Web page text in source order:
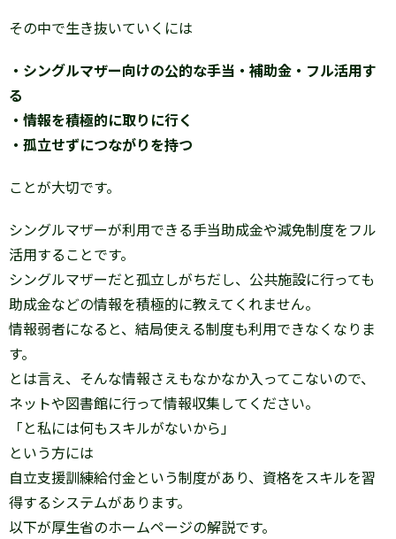
その中で生き抜いていくには
・シングルマザー向けの公的な手当・補助金・フル活用す
る
・情報を積極的に取りに行く
・孤立せずにつながりを持つ
ことが大切です。
シングルマザーが利用できる手当助成金や減免制度をフル
活用することです。
シングルマザーだと孤立しがちだし、公共施設に行っても
助成金などの情報を積極的に教えてくれません。
情報弱者になると、結局使える制度も利用できなくなりま
す。
とは言え、そんな情報さえもなかなか入ってこないので、
ネットや図書館に行って情報収集してください。
「と私には何もスキルがないから」
という方には
自立支援訓練給付金という制度があり、資格をスキルを習
得するシステムがあります。
以下が厚生省のホームページの解説です。